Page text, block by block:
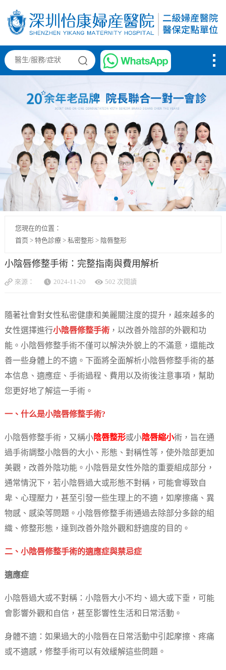
您現在的位置：
首页 > 特色診療> 私密整形> 陰唇整形
小陰唇修整手術：完整指南與費用解析
來源： 2024-11-20 502 次閱讀
隨著社會對女性私密健康和美麗關注度的提升，越來越多的
女性選擇進行小陰唇修整手術，以改善外陰部的外觀和功
能。小陰唇修整手術不僅可以解決外貌上的不滿意，還能改
善一些身體上的不適。下面將全面解析小陰唇修整手術的基
本信息、適應症、手術過程、費用以及術後注意事項，幫助
您更好地了解這一手術。
一、什么是小陰唇修整手術?
小陰唇修整手術，又稱小陰唇整形或小陰唇縮小術，旨在通
過手術調整小陰唇的大小、形態、對稱性等，使外陰部更加
美觀，改善外陰功能。小陰唇是女性外陰的重要組成部分，
通常情況下，若小陰唇過大或形態不對稱，可能會導致自
卑、心理壓力，甚至引發一些生理上的不適，如摩擦痛、異
物感、感染等問題。小陰唇修整手術通過去除部分多餘的組
織、修整形態，達到改善外陰外觀和舒適度的目的。
二、小陰唇修整手術的適應症與禁忌症
適應症
小陰唇過大或不對稱：小陰唇大小不均、過大或下垂，可能
會影響外觀和自信，甚至影響性生活和日常活動。
身體不適：如果過大的小陰唇在日常活動中引起摩擦、疼痛
或不適感，修整手術可以有效緩解這些問題。